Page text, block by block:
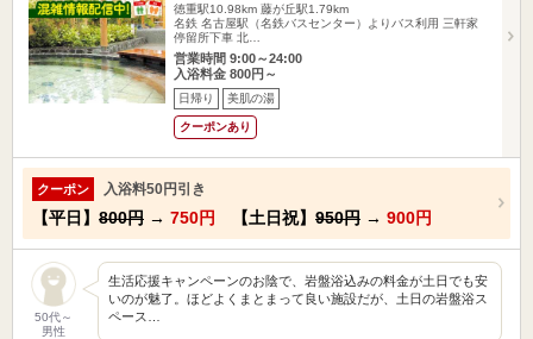
徳重駅10.98km 藤が丘駅1.79km
名鉄 名古屋駅（名鉄バスセンター）よりバス利用 三軒家
停留所下車 北…
営業時間 9:00～24:00
入浴料金 800円～
日帰り 美肌の湯
クーポンあり
クーポン 入浴料50円引き
【平日】 800円 → 750円 【土日祝】 950円 → 900円
50代～
男性
生活応援キャンペーンのお陰で、岩盤浴込みの料金が土日でも安
いのが魅了。ほどよくまとまって良い施設だが、土日の岩盤浴ス
ペース…